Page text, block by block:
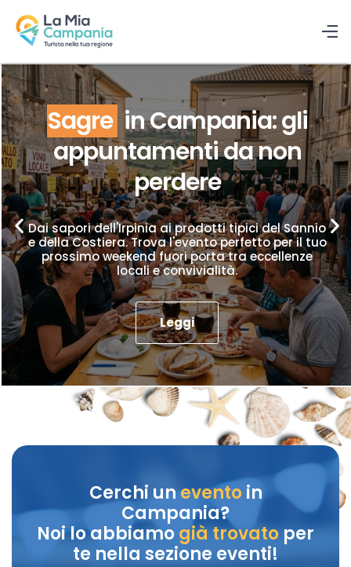
Sagre in Campania: gli
appuntamenti da non
perdere
Dai sapori dell'Irpinia ai prodotti tipici del Sannio
e della Costiera. Trova l'evento perfetto per il tuo
prossimo weekend fuori porta tra eccellenze
locali e convivialità.
Leggi
Cerchi unevento in
Campania?
Noi lo abbiamo già trovatoper
te nella sezione eventi!